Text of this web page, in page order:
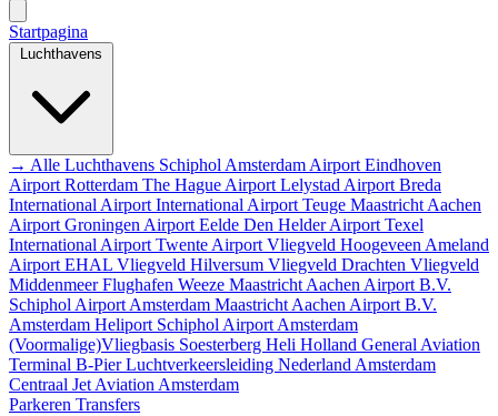
Startpagina
Luchthavens
→ Alle Luchthavens Schiphol Amsterdam Airport Eindhoven
Airport Rotterdam The Hague Airport Lelystad Airport Breda
International Airport International Airport Teuge Maastricht Aachen
Airport Groningen Airport Eelde Den Helder Airport Texel
International Airport Twente Airport Vliegveld Hoogeveen Ameland
Airport EHAL Vliegveld Hilversum Vliegveld Drachten Vliegveld
MiddenmeerFlughafen Weeze Maastricht Aachen Airport B.V.
Schiphol Airport Amsterdam Maastricht Aachen Airport B.V.
Amsterdam Heliport Schiphol Airport Amsterdam
(Voormalige)Vliegbasis Soesterberg Heli Holland General Aviation
Terminal B-PierLuchtverkeersleiding Nederland Amsterdam
Centraal Jet Aviation Amsterdam
Parkeren Transfers